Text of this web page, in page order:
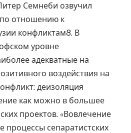
Семнеби озвучил
отношению к
конфликтам8. В
уровне
адекватные на
воздействия на
деизоляция
как можно в большее
проектов. «Вовлечение
процессы сепаратистских